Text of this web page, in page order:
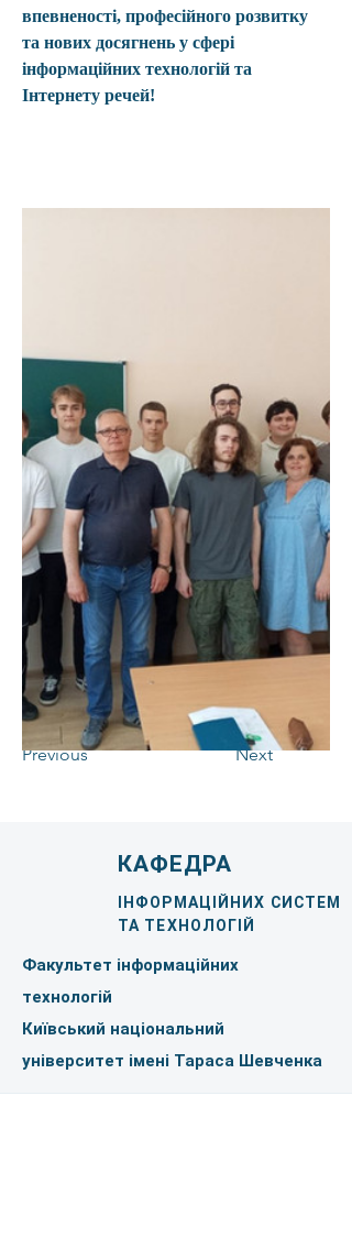
Previous Next
впевненості, професійного розвитку
та нових досягнень у сфері
інформаційних технологій та
Інтернету речей!
КАФЕДРА
ІНФОРМАЦІЙНИХ СИСТЕМ
ТА ТЕХНОЛОГІЙ
Факультет інформаційних
технологій
Київський національний
університет імені Тараса Шевченка